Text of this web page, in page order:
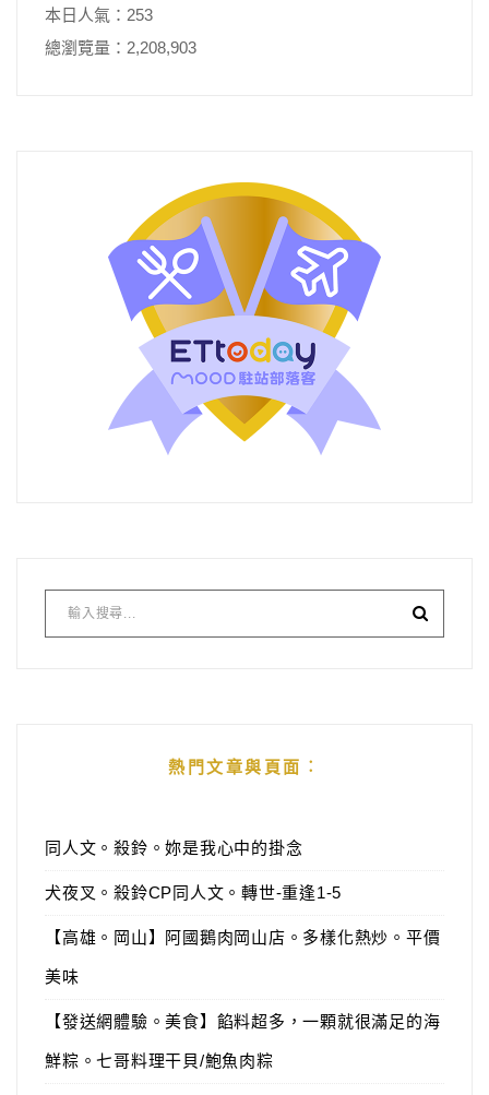
本日人氣：253
總瀏覽量：2,208,903
熱門文章與頁面︰
同人文。殺鈴。妳是我心中的掛念
犬夜叉。殺鈴CP同人文。轉世-重逢1-5
【高雄。岡山】阿國鵝肉岡山店。多樣化熱炒。平價
美味
【發送網體驗。美食】餡料超多，一顆就很滿足的海
鮮粽。七哥料理干貝/鮑魚肉粽